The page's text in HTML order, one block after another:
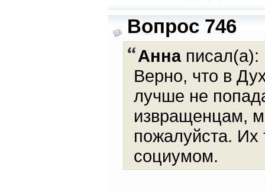
Вопрос 746
Аннаписал(а):
Верно, что в
лучше не
извращенцам,
пожалуйста. Их
социумом.